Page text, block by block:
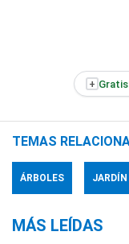
+
TEMAS
ÁRBOLES JARDÍN
MÁS LEÍDAS